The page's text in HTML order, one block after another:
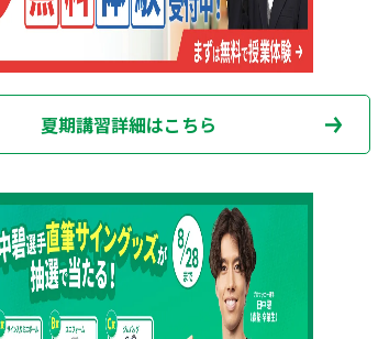
夏期講習詳細はこちら